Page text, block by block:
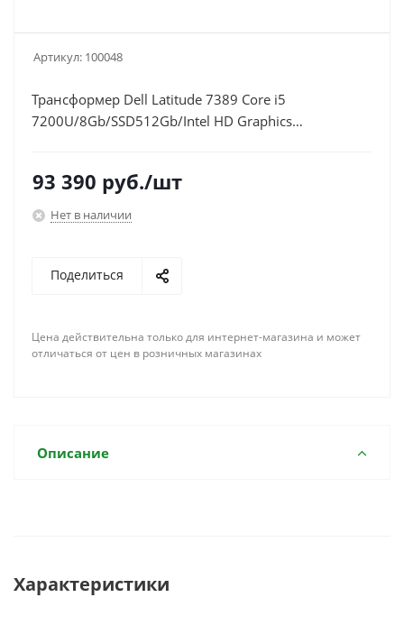
Артикул: 100048
Трансформер Dell Latitude 7389 Core i5
7200U/8Gb/SSD512Gb/Intel HD Graphics
93 390 руб./шт
Нет в наличии
Поделиться
Цена действительна только для интернет-магазина и может
отличаться от цен в розничных магазинах
Описание
Характеристики